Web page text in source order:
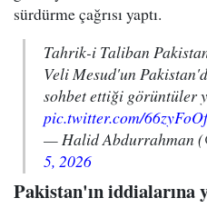
sürdürme çağrısı yaptı.
Tahrik-i Taliban
Veli Mesud'un
sohbet ettiği görüntüler
pic.twitter.com/
— Halid Abdurrahman
5, 2026
Pakistan'ın iddialarına